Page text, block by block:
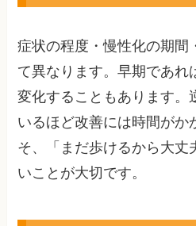
症状の程度・慢性化の期間
て異なります。早期であれ
変化することもあります。
いるほど改善には時間がか
そ、「まだ歩けるから大丈
いことが大切です。